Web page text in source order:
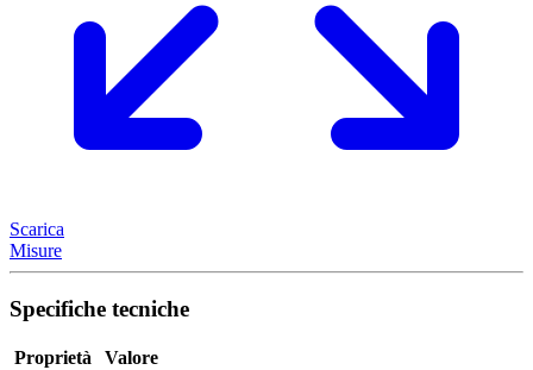
Scarica
Misure
Specifiche tecniche
Proprietà
Valore